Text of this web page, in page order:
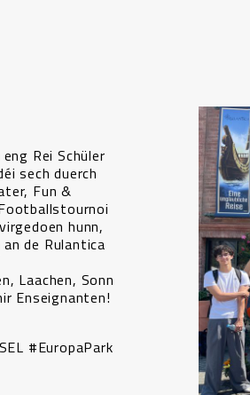
Rei Schüler
sech duerch
Fun &
hunn,
de Rulantica
Laachen, Sonn
Enseignanten!
#EuropaPark